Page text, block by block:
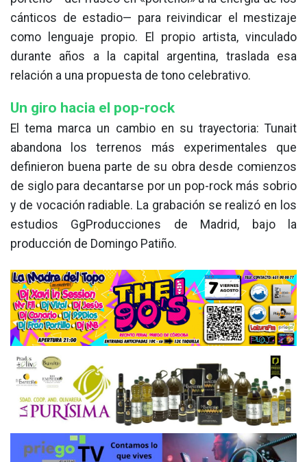
cánticos de estadio— para reivindicar el mestizaje
como lenguaje propio. El propio artista, vinculado
durante años a la capital argentina, traslada esa
relación a una propuesta de tono celebrativo.
Un giro hacia el pop-rock
El tema marca un cambio en su trayectoria: Tunait
abandona los terrenos más experimentales que
definieron buena parte de su obra desde comienzos
de siglo para decantarse por un pop-rock más sobrio
y de vocación radiable. La grabación se realizó en los
estudios GgProducciones de Madrid, bajo la
producción de Domingo Patiño.